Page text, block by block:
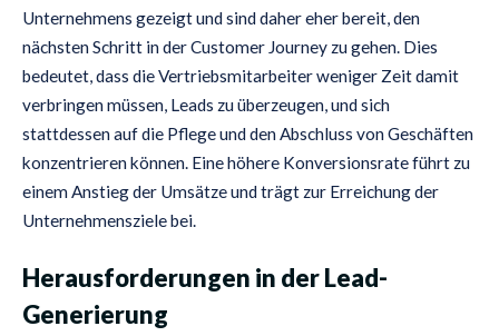
Unternehmens gezeigt und sind daher eher bereit, den
nächsten Schritt in der Customer Journey zu gehen. Dies
bedeutet, dass die Vertriebsmitarbeiter weniger Zeit damit
verbringen müssen, Leads zu überzeugen, und sich
stattdessen auf die Pflege und den Abschluss von Geschäften
konzentrieren können. Eine höhere Konversionsrate führt zu
einem Anstieg der Umsätze und trägt zur Erreichung der
Unternehmensziele bei.
Herausforderungen in der Lead-
Generierung